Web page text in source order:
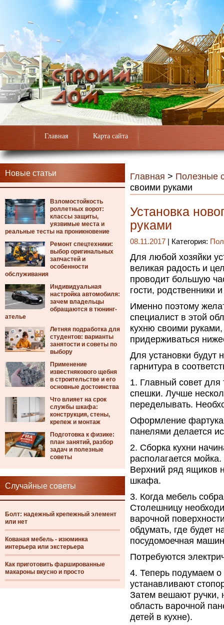
Главная Карта сайта
Новые статьи
Взломостойкость
роллетных ворот:
классы защиты,
уязвимые места и
реальные тесты на проникновение
Ремонт спецтехники:
выбор оригинальных
запчастей и
особенности
обслуживания
Индивидуальная
настройка автомобиля:
зачем владельцы
обращаются в тюнинг-
ателье
Летняя подработка для
студентов: варианты
занятости и советы по
выбору
Применение
известнякового щебня
в строительстве и его
основные достоинства
Что влияет на срок
службы шкафа:
конструкция, стены,
крепеж и монтаж
Подготовка к физике:
план занятий, разбор
задач и полезные
советы
Случайные советы
Болт: надежный крепежный элемент
или нет
Кованая мебель - изюминка
интерьера или экстерьера
Как приготовить фаршированные
макароны вкусно и просто
Главная > Полезные
своими руками
Установка
руками
08.11.2017 | Категория:
Для любой хозяйки
великая радость и
проводит большую
гости, родственники
Именно поэтому
специалист в этой
кухню своими
придерживаться
Для установки будут
гарнитура в
1. Главный совет для
спешки. Лучше
переделывать.
Оформление фартука
панелями делается
2. Сборка кухни
располагается
Верхний ряд ящиков
шкафа.
3. Когда мебель
Столешницу
варочной
обдумать, где будет
посудомоечная
Потребуются
4. Теперь подумаем
устанавливают
Затем вешают ручки,
область варочной
детей в кухне).